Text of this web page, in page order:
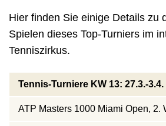
Hier finden Sie einige Details zu
Spielen dieses Top-Turniers im
Tenniszirkus.
Tennis-Turniere KW 13: 27.3.-3.4.
ATP Masters 1000 Miami Open, 2.